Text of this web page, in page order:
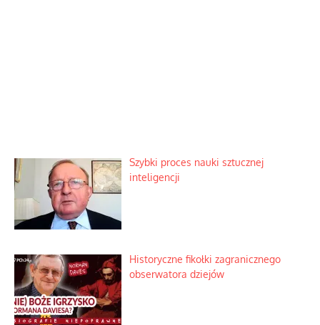
Szybki proces nauki sztucznej
inteligencji
Historyczne fikołki zagranicznego
obserwatora dziejów